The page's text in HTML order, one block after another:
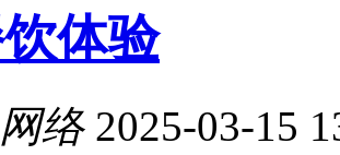
体验
网络 2025-03-15